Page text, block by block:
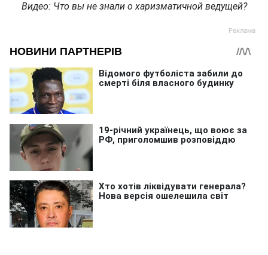
Видео: Что вы не знали о харизматичной ведущей?